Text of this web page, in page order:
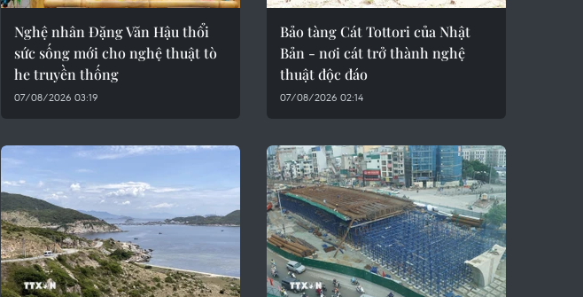
Nghệ nhân Đặng Văn Hậu thổi
sức sống mới cho nghệ thuật tò
he truyền thống
07/08/2026 03:19
Bảo tàng Cát Tottori của Nhật
Bản - nơi cát trở thành nghệ
thuật độc đáo
07/08/2026 02:14